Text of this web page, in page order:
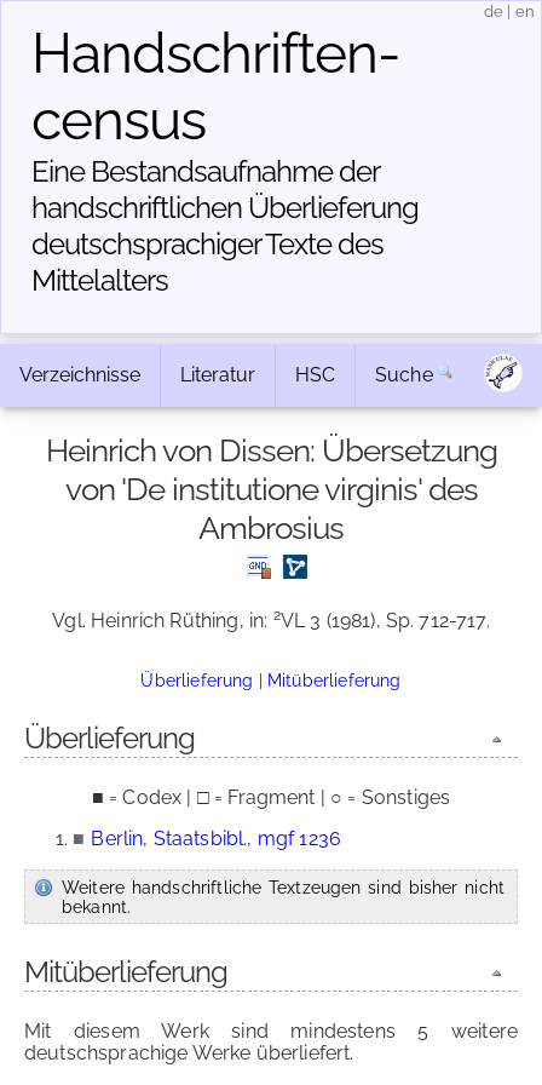
Handschriften­
census
Eine Bestandsaufnahme der
handschriftlichen Über­lieferung
deutschsprachiger Texte des
Mittelalters
de en
Verzeichnisse Literatur HSC Suche
Heinrich von Dissen: Übersetzung
von 'De institutione virginis' des
Ambrosius
Vgl. Heinrich Rüthing, in: 2VL 3 (1981), Sp. 712-717.
Überlieferung | Mitüberlieferung
Überlieferung
■ = Codex | □ = Fragment | ○ = Sonstiges
■ Berlin, Staatsbibl., mgf 1236
Weitere handschriftliche Textzeugen sind bisher nicht
bekannt.
Mitüberlieferung
Mit diesem Werk sind mindestens 5 weitere
deutschsprachige Werke überliefert.